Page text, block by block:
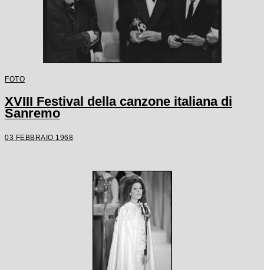
FOTO
XVIII Festival della canzone italiana di
Sanremo
03 FEBBRAIO 1968